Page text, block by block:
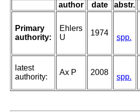
author date abstr.
Primary
authority:
Ehlers
U
1974
spp.
latest
authority:
Ax P 2008
spp.